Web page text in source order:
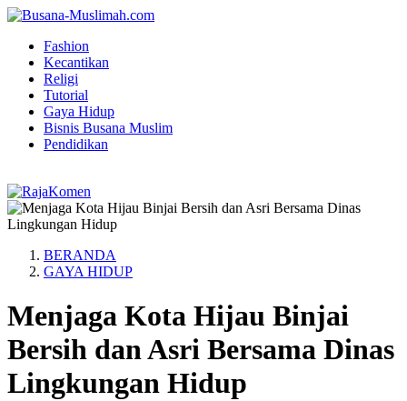
Fashion
Kecantikan
Religi
Tutorial
Gaya Hidup
Bisnis Busana Muslim
Pendidikan
BERANDA
GAYA HIDUP
Menjaga Kota Hijau Binjai
Bersih dan Asri Bersama Dinas
Lingkungan Hidup